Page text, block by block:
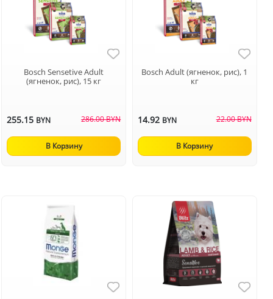
Bosch Sensetive Adult
(ягненок, рис), 15 кг
255.15 BYN 286.00 BYN
В Корзину
Bosch Adult (ягненок, рис), 1
кг
14.92 BYN 22.00 BYN
В Корзину